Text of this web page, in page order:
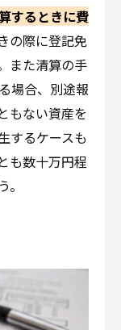
するときに費
の際に登記免
また清算の手
場合、別途報
もない資産を
するケースも
も数十万円程